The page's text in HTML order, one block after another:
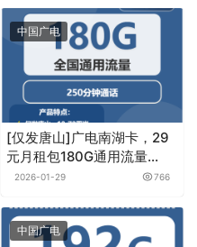
快递激活
长期套餐